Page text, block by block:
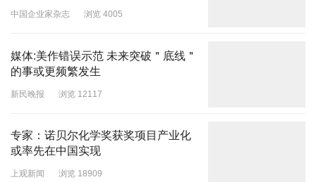
中国企业家杂志 浏览 4005
媒体:美作错误示范 未来突破＂底线＂
的事或更频繁发生
新民晚报 浏览 12117
专家：诺贝尔化学奖获奖项目产业化
或率先在中国实现
上观新闻 浏览 18909